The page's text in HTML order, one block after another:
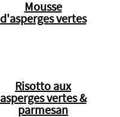
Mousse
d'asperges vertes
Risotto aux
asperges vertes &
parmesan